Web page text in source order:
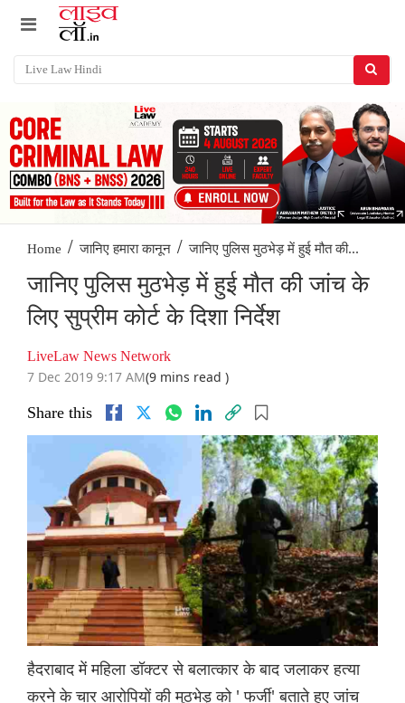
Home / जानिए हमारा कानून / जानिए पुलिस मुठभेड़ में हुई मौत की...
जानिए पुलिस मुठभेड़ में हुई मौत की जांच के
लिए सुप्रीम कोर्ट के दिशा निर्देश
LiveLaw News Network
7 Dec 2019 9:17 AM(9 mins read )
Share this
हैदराबाद में महिला डॉक्टर से बलात्कार के बाद जलाकर हत्या
करने के चार आरोपियों की मुठभेड़ को ' फर्जी' बताते हुए जांच